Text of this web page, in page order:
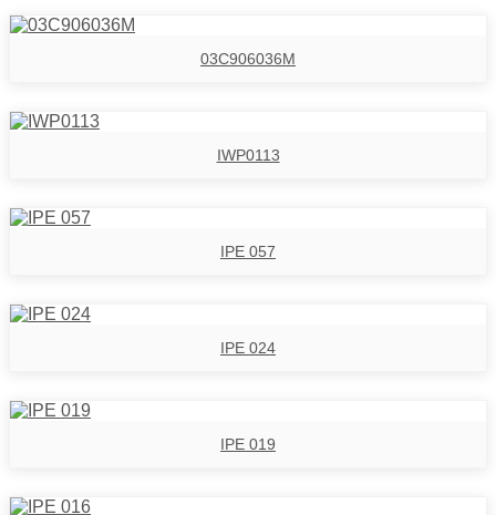
03C906036M
IWP0113
IPE 057
IPE 024
IPE 019